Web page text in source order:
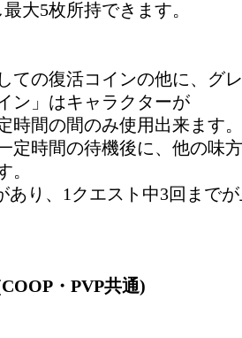
大5枚所持できます。
ての復活コインの他に、グ
ン」はキャラクターが
時間の間のみ使用出来ます。
定時間の待機後に、他の味
。
あり、1クエスト中3回まで
・PVP共通)